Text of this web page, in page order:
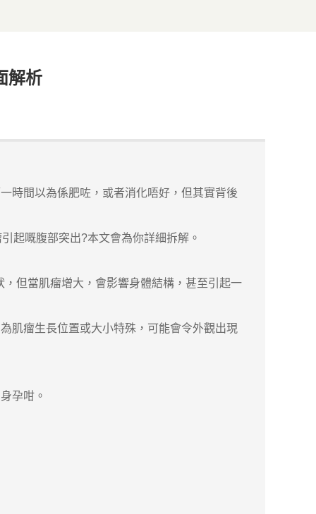
解析
間以為係肥咗，或者消化唔好，但其實背後
嘅腹部突出?本文會為你詳細拆解。
但當肌瘤增大，會影響身體結構，甚至引起一
瘤生長位置或大小特殊，可能會令外觀出現
孕咁。